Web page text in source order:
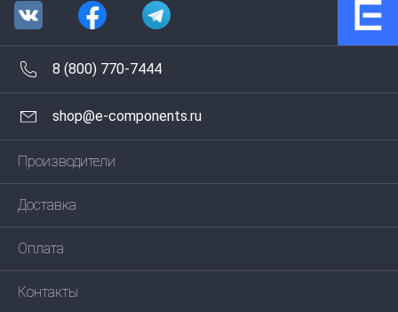
8 (800) 770-7444
shop@e-components.ru
Производители
Доставка
Оплата
Контакты